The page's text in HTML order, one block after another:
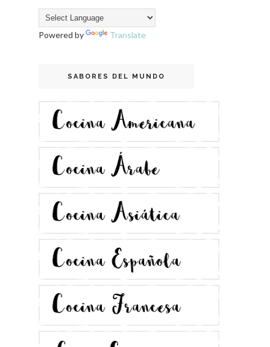
Powered by Translate
SABORES DEL MUNDO